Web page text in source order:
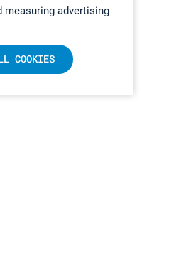
advertising
COOKIES